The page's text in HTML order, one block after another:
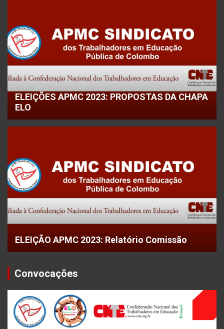
ELEIÇÕES APMC 2023: PROPOSTAS DA CHAPA
ELO
ELEIÇÃO APMC 2023: Relatório Comissão
Convocações